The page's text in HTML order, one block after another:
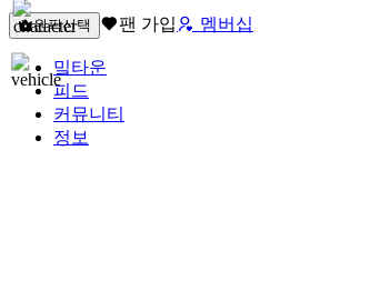
원픽선택 팬 가입 멤버십
밐타운
피드
커뮤니티
정보